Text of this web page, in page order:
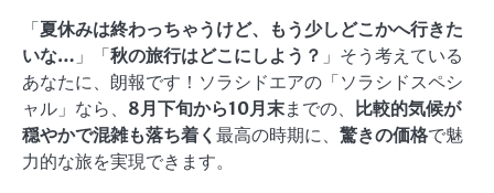
「夏休みは終わっちゃうけど、もう少しどこかへ行きた
いな… 」「秋の旅行はどこにしよう？ 」そう考えている
あなたに、朗報です！ソラシドエアの「ソラシドスペシ
ャル」なら、 8月下旬から10月末までの、
比較的気候が
穏やかで混雑も落ち着く 最高の時期に、 驚きの価格で魅
力的な旅を実現できます。